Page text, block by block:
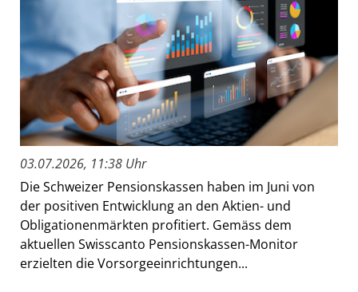
03.07.2026, 11:38 Uhr
Die Schweizer Pensionskassen haben im Juni von
der positiven Entwicklung an den Aktien- und
Obligationenmärkten profitiert. Gemäss dem
aktuellen Swisscanto Pensionskassen-Monitor
erzielten die Vorsorgeeinrichtungen...